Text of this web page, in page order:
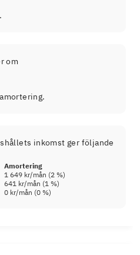
om
inkomst ger följande
Amortering
1 649 kr/mån (2 %)
641 kr/mån (1 %)
0 kr/mån (0 %)